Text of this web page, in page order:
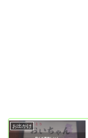
お出かけ